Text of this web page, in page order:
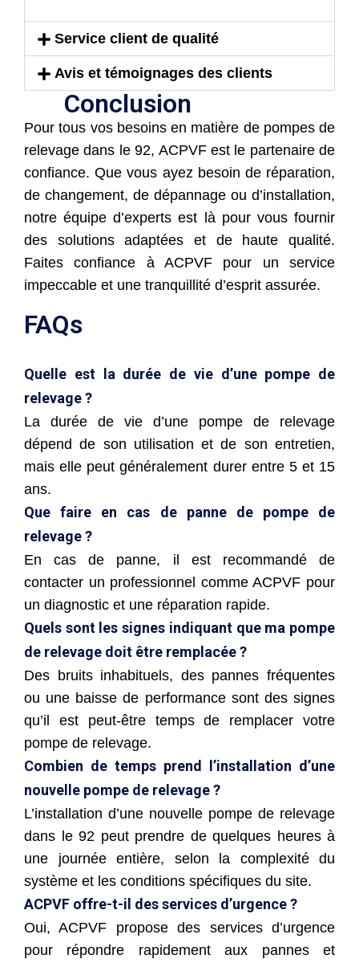
Service client de qualité
Avis et témoignages des clients
Conclusion
Pour tous vos besoins en matière de pompes de
relevage dans le 92, ACPVF est le partenaire de
confiance. Que vous ayez besoin de réparation,
de changement, de dépannage ou d’installation,
notre équipe d’experts est là pour vous fournir
des solutions adaptées et de haute qualité.
Faites confiance à ACPVF pour un service
impeccable et une tranquillité d’esprit assurée.
FAQs
Quelle est la durée de vie d’une pompe de
relevage ?
La durée de vie d’une pompe de relevage
dépend de son utilisation et de son entretien,
mais elle peut généralement durer entre 5 et 15
ans.
Que faire en cas de panne de pompe de
relevage ?
En cas de panne, il est recommandé de
contacter un professionnel comme ACPVF pour
un diagnostic et une réparation rapide.
Quels sont les signes indiquant que ma pompe
de relevage doit être remplacée ?
Des bruits inhabituels, des pannes fréquentes
ou une baisse de performance sont des signes
qu’il est peut-être temps de remplacer votre
pompe de relevage.
Combien de temps prend l’installation d’une
nouvelle pompe de relevage ?
L’installation d’une nouvelle pompe de relevage
dans le 92 peut prendre de quelques heures à
une journée entière, selon la complexité du
système et les conditions spécifiques du site.
ACPVF offre-t-il des services d’urgence ?
Oui, ACPVF propose des services d’urgence
pour répondre rapidement aux pannes et